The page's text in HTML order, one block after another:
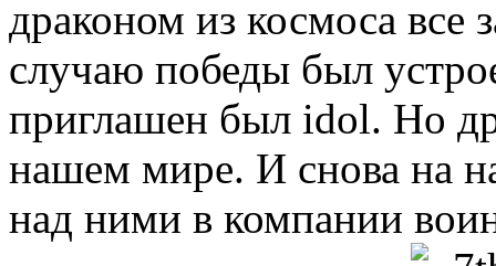
драконом из космоса
случаю победы был
приглашен был idol. Но
нашем мире. И снова на
над ними в компании